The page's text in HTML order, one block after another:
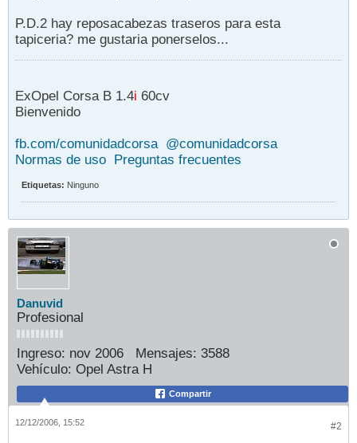
P.D.2 hay reposacabezas traseros para esta
tapiceria? me gustaria ponerselos...
ExOpel Corsa B 1.4i 60cv
Bienvenido
fb.com/comunidadcorsa @comunidadcorsa
Normas de uso Preguntas frecuentes
Etiquetas: Ninguno
Danuvid
Profesional
Ingreso: nov 2006 Mensajes: 3588
Vehículo: Opel Astra H
Compartir
#2
12/12/2006, 15:52